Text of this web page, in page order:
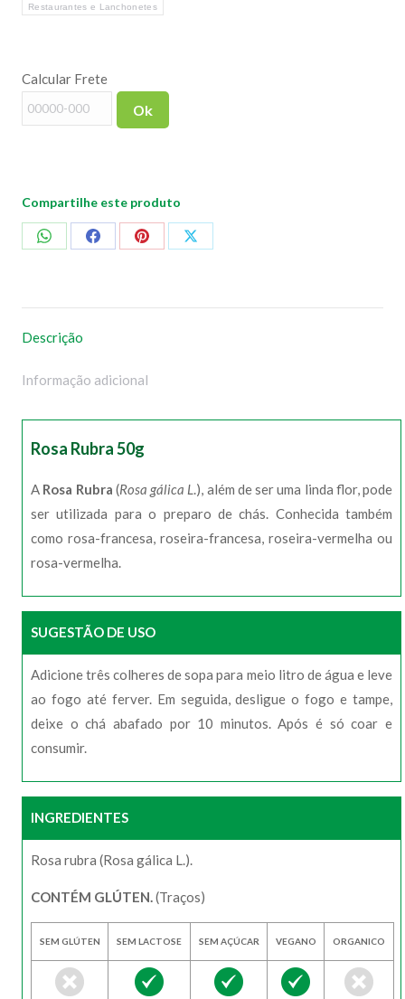
Restaurantes e Lanchonetes
Calcular Frete
Ok
Compartilhe este produto
CompartilharCompartilharCompartilharCompartilhar
Descrição
Informação adicional
Rosa Rubra 50g
A Rosa Rubra (Rosa gálica L .), além de ser uma linda flor, pode
ser utilizada para o preparo de chás. Conhecida também
como rosa-francesa, roseira-francesa, roseira-vermelha ou
rosa-vermelha.
SUGESTÃO DE USO
Adicione três colheres de sopa para meio litro de água e leve
ao fogo até ferver. Em seguida, desligue o fogo e tampe,
deixe o chá abafado por 10 minutos. Após é só coar e
consumir.
INGREDIENTES
Rosa rubra (Rosa gálica L.).
CONTÉM GLÚTEN. (Traços)
SEM GLÚTEN SEM LACTOSE SEM AÇÚCAR VEGANO ORGANICO